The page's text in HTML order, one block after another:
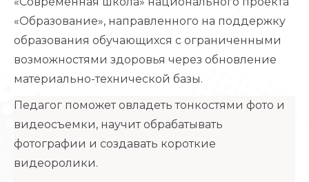
«Образование», направленного на поддержку
образования обучающихся с ограниченными
возможностями здоровья через обновление
материально-технической базы.
Педагог поможет овладеть тонкостями фото и
видеосъемки, научит обрабатывать
фотографии и создавать короткие
видеоролики.